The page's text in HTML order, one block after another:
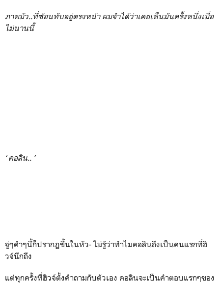
ภาพมัว..ที่ซ้อนทับอยู่ตรงหน้า ผมจำได้ว่าเคยเห็นมันครั้งหนึ่งเมื่อ
ไม่นานนี้
‘ คอลิน.. ’
จู่ๆคำๆนี้ก็ปรากฏขึ้นในหัว- ไม่รู้ว่าทำไมคอลินถึงเป็นคนแรกที่ฮิ
วจ์นึกถึง
แต่ทุกครั้งที่ฮิวจ์ตั้งคำถามกับตัวเอง คอลินจะเป็นคำตอบแรกๆของ